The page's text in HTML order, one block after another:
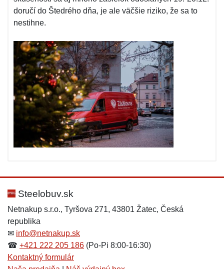
doručí do Štedrého dňa, je ale väčšie riziko, že sa to
nestihne.
Steelobuv.sk
Netnakup s.r.o., Tyršova 271, 43801 Žatec, Česká
republika
✉ info@netnakup.sk
☎ +421 222 205 186 (Po-Pi 8:00-16:30)
Kontaktný formulár